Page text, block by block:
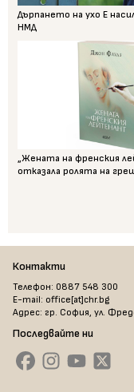
Дърпането на ухо Е
НМД
„Жената на френския
отказала ролята на
Контакти
Телефон: 0887 548 300
E-mail: office[at]chr.bg
Адрес: гр. София, ул.
Последвайте ни